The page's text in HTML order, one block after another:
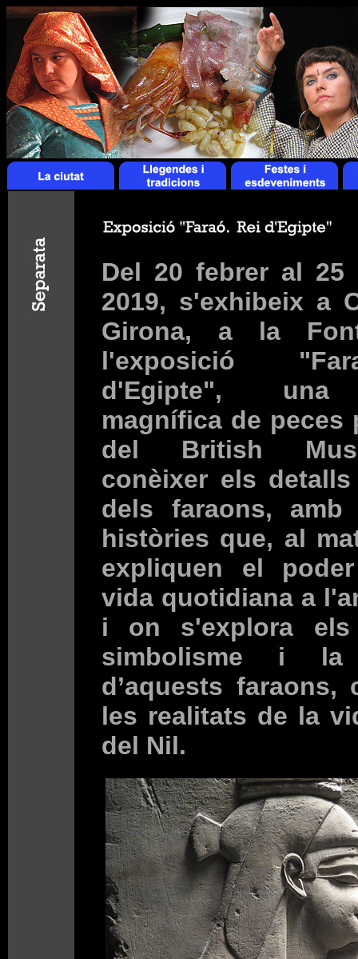
Del 20 febrer al 25
2019, s'exhibeix a
Girona, a la
l'exposició
d'Egipte", una
magnífica de peces
del British
conèixer els
dels faraons,
històries que, al
expliquen el
vida quotidiana a
i on s'explora
simbolisme i la
d’aquests faraons,
les realitats de la
del Nil.